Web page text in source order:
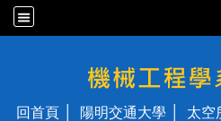
國立陽明交通大
回首頁 陽明交通大學 太空